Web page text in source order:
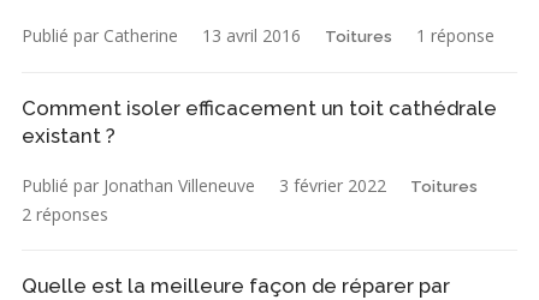
Publié par Catherine 13 avril 2016 Toitures 1 réponse
Comment isoler efficacement un toit cathédrale
existant ?
Publié par Jonathan Villeneuve 3 février 2022 Toitures
2 réponses
Quelle est la meilleure façon de réparer par